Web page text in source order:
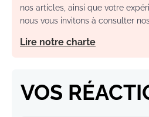
nos articles, ainsi que votre
nous vous invitons à consulter
Lire notre charte
VOS